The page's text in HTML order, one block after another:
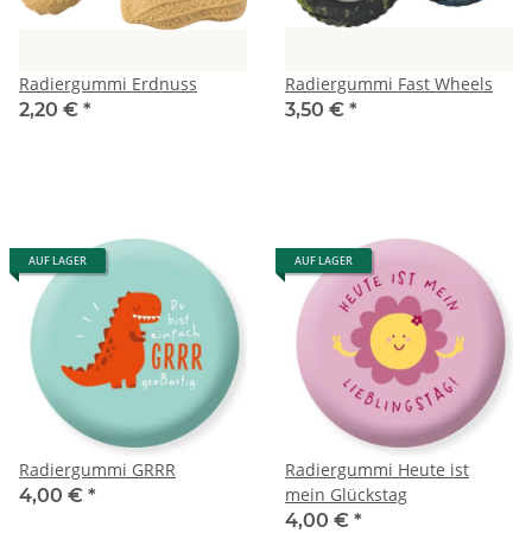
Radiergummi Erdnuss
2,20 € *
Radiergummi Fast Wheels
3,50 € *
AUF LAGER
Radiergummi GRRR
4,00 € *
AUF LAGER
Radiergummi Heute ist
mein Glückstag
4,00 € *